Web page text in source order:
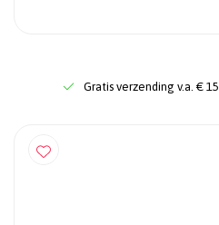
Gratis verzending v.a. €